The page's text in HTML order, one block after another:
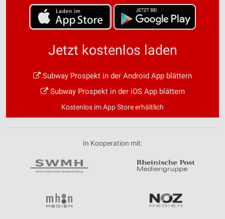
Jetzt kostenlos laden
Subway Prospekt in der Android App blättern
Subway Prospekt in der iOS App blättern
Kostenlos im App Store erhältlich
In Kooperation mit: